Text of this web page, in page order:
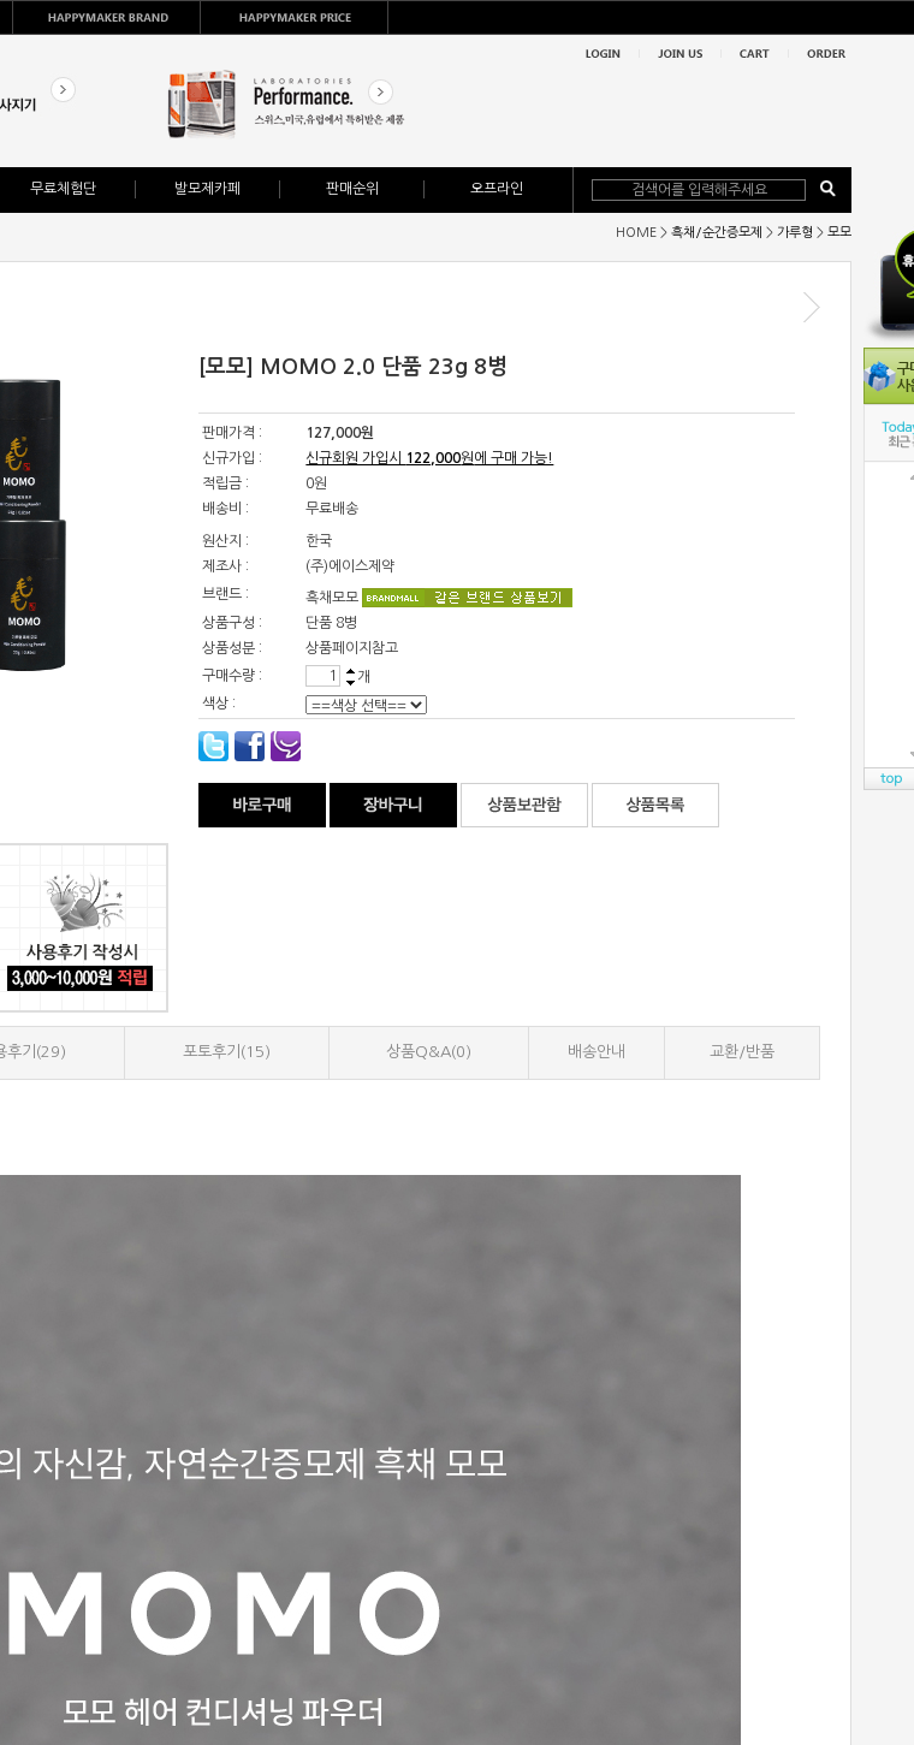
무료체험단 발모제카페 판매순위 오프라인
HOME > 흑채/순간증모제 > 가루형 > 모모
[모모] MOMO 2.0 단품 23g 8병
판매가격 : 127,000원
신규가입 :
신규회원 가입시 122,000원 에 구매 가능!
적립금 :
0원
배송비 :
무료배송
원산지 :
한국
제조사 :
(주)에이스제약
브랜드 :
흑채모모
상품구성 :
단품 8병
상품성분 :
상품페이지참고
구매수량 :
개
색상 :
후기(29) 포토후기(15) 상품Q&A(0) 배송안내 교환/반품